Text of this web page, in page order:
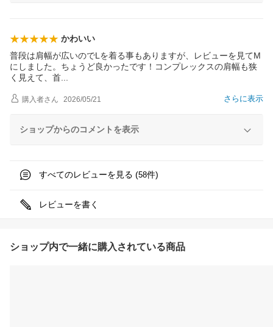
かわいい
普段は肩幅が広いのでLを着る事もありますが、レビューを見てM
にしました。ちょうど良かったです！コンプレックスの肩幅も狭
く見えて、 首
さらに表示
購入者さん 2026/05/21
ショップからのコメントを表示
すべてのレビューを見る (58件)
レビューを書く
ショップ内で一緒に購入されている商品